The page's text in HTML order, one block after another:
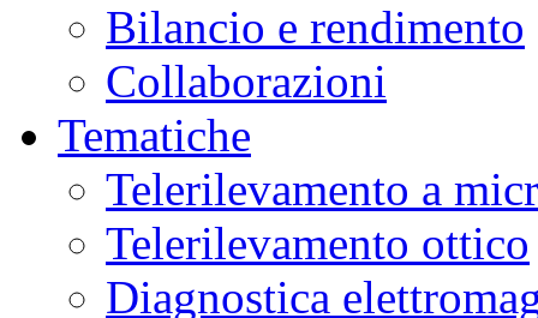
Bilancio e rendimento
Collaborazioni
Tematiche
Telerilevamento a
Telerilevamento ottico
Diagnostica